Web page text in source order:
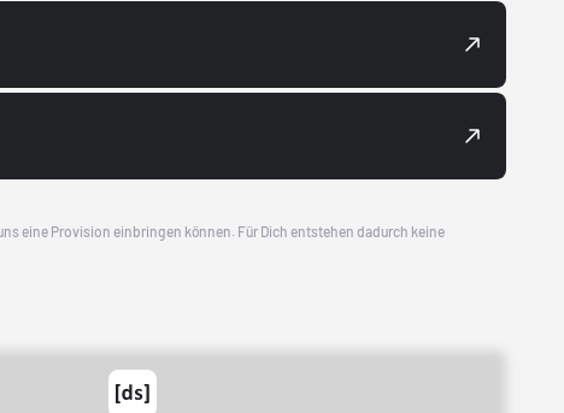
eine Provision einbringen können. Für Dich entstehen dadurch keine